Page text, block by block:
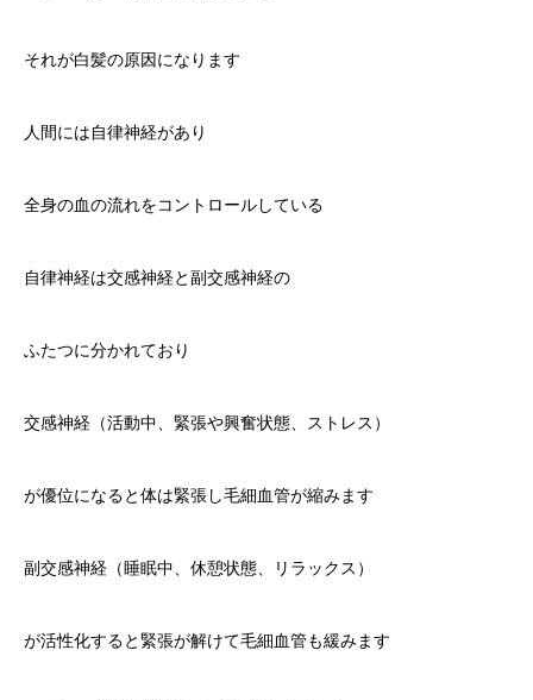
それが白髪の原因になります
人間には自律神経があり
全身の血の流れをコントロールしている
自律神経は交感神経と副交感神経の
ふたつに分かれており
交感神経（活動中、緊張や興奮状態、ストレス）
が優位になると体は緊張し毛細血管が縮みます
副交感神経（睡眠中、休憩状態、リラックス）
が活性化すると緊張が解けて毛細血管も緩みます